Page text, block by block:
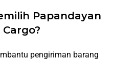
Papandayan
Cargo?
pengiriman barang